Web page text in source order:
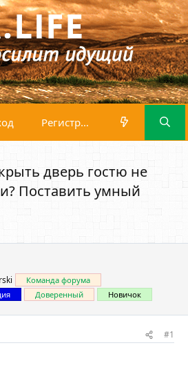
Регистрация
дверь гостю не
Поставить умный
Команда форума
Доверенный Новичок
#1